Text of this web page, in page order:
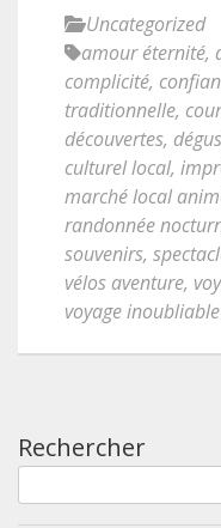
Uncategorized
amour éternité,
complicité,
traditionnelle,
découvertes,
culturel local,
marché local
randonnée
souvenirs,
vélos aventure,
voyage
Rechercher